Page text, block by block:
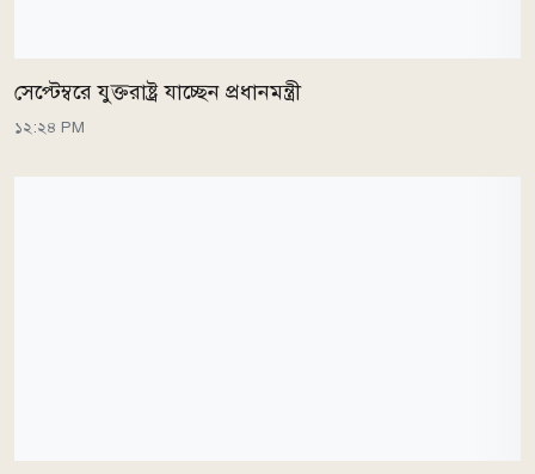
সেপ্টেম্বরে যুক্তরাষ্ট্র যাচ্ছেন প্রধানমন্ত্রী
১২:২৪ PM